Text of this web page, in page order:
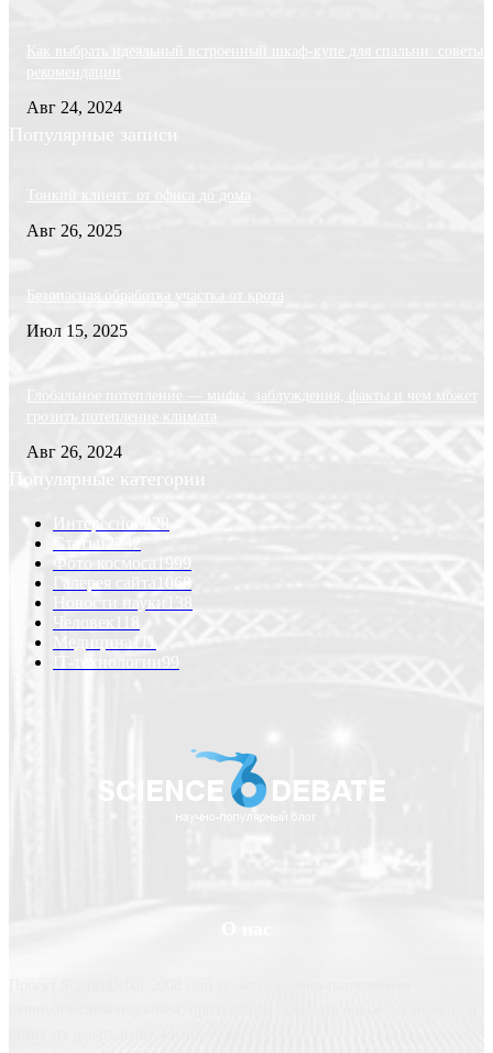
Как выбрать идеальный встроенный шкаф-купе для спальни: советы
рекомендации
Авг 24, 2024
Популярные записи
Тонкий клиент: от офиса до дома
Авг 26, 2025
Безопасная обработка участка от крота
Июл 15, 2025
Глобальное потепление — мифы, заблуждения, факты и чем может
грозить потепление климата
Авг 26, 2024
Популярные категории
Интересно
Статьи
Фото космоса
1999
Галерея сайта 1068
Новости науки
Человек
Медицина
IT-технологии99